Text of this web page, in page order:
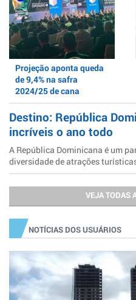
Projeção aponta queda
de 9,4% na safra
2024/25 de cana
Destino: República
incríveis o ano todo
A República Dominicana é um
diversidade de atrações
VEJA TODAS
NOTÍCIAS DOS USUÁRIOS